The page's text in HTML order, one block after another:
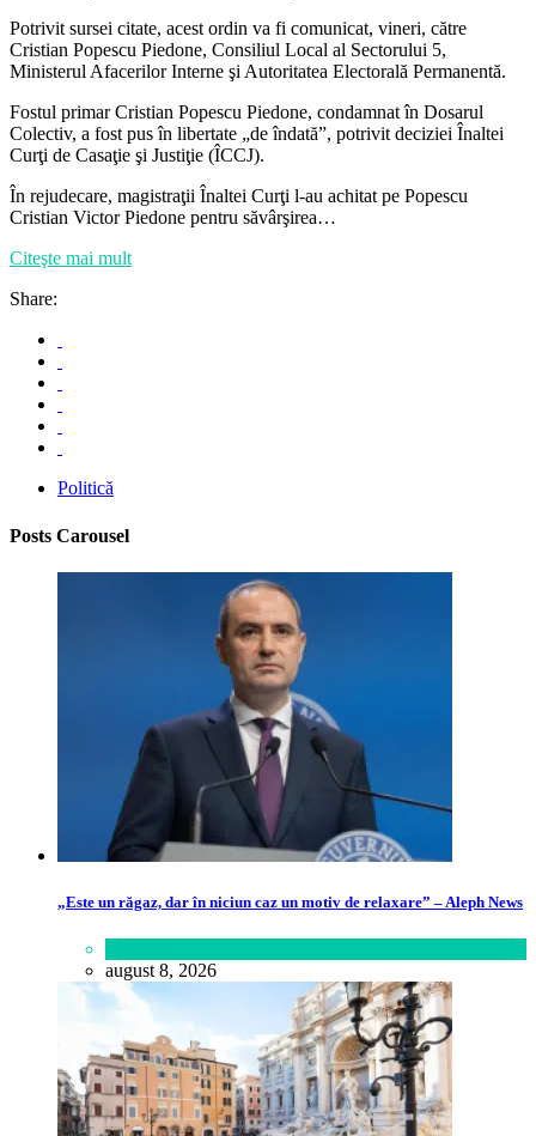
Potrivit sursei citate, acest ordin va fi comunicat, vineri, către
Cristian Popescu Piedone, Consiliul Local al Sectorului 5,
Ministerul Afacerilor Interne şi Autoritatea Electorală Permanentă.
Fostul primar Cristian Popescu Piedone, condamnat în Dosarul
Colectiv, a fost pus în libertate „de îndată”, potrivit deciziei Înaltei
Curţi de Casaţie şi Justiţie (ÎCCJ).
În rejudecare, magistraţii Înaltei Curţi l-au achitat pe Popescu
Cristian Victor Piedone pentru săvârşirea…
Citeşte mai mult
Share:
Politică
Posts Carousel
„Este un răgaz, dar în niciun caz un motiv de relaxare” – Aleph News
august 8, 2026